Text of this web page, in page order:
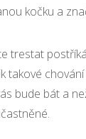
kočku a
trestat
takové
bude bát a